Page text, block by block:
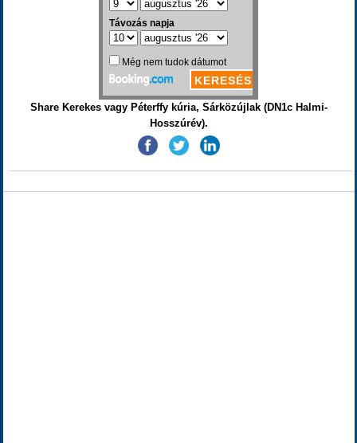
Share Kerekes vagy Péterffy kúria, Sárközújlak (DN1c Halmi-
Hosszúrév).